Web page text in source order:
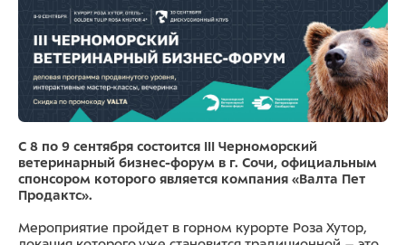
С 8 по 9 сентября состоится III Черноморский
ветеринарный бизнес-форум в г. Сочи, официальным
спонсором которого является компания «Валта Пет
Продактс».
Мероприятие пройдет в горном курорте Роза Хутор,